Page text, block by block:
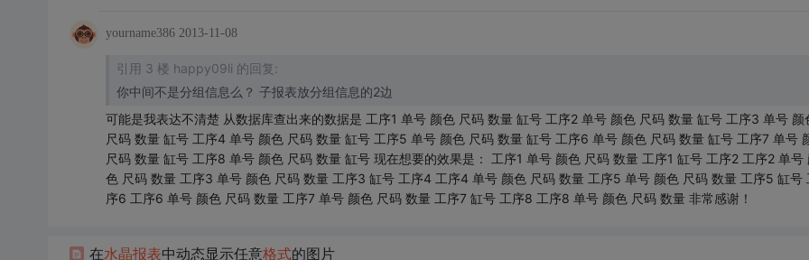
yourname386 2013-11-08
引用 3 楼 happy09li 的回复:
你中间不是分组信息么？ 子报表放分组信息的2边
可能是我表达不清楚 从数据库查出来的数据是 工序1 单号 颜色 尺码 数量 缸号 工序2 单号 颜色 尺码 数量 缸号 工序3 单号 颜
尺码 数量 缸号 工序4 单号 颜色 尺码 数量 缸号 工序5 单号 颜色 尺码 数量 缸号 工序6 单号 颜色 尺码 数量 缸号 工序7 单号
尺码 数量 缸号 工序8 单号 颜色 尺码 数量 缸号 现在想要的效果是： 工序1 单号 颜色 尺码 数量 工序1 缸号 工序2 工序2 单号
色 尺码 数量 工序3 单号 颜色 尺码 数量 工序3 缸号 工序4 工序4 单号 颜色 尺码 数量 工序5 单号 颜色 尺码 数量 工序5 缸号
序6 工序6 单号 颜色 尺码 数量 工序7 单号 颜色 尺码 数量 工序7 缸号 工序8 工序8 单号 颜色 尺码 数量 非常感谢！
在水晶报表中动态显示任意格式的图片